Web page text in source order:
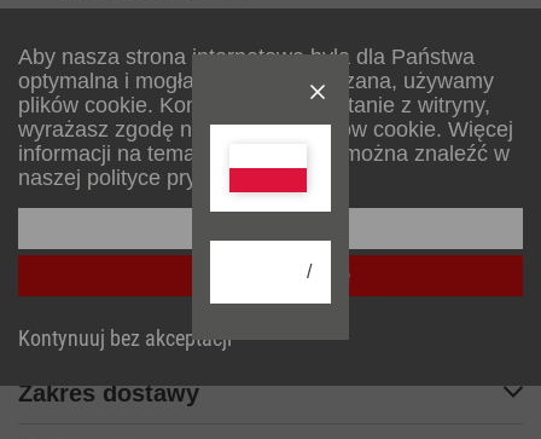
Aby nasza strona internetowa była dla Państwa
optymalna i mogła być stale ulepszana, używamy
plików cookie. Kontynuując korzystanie z witryny,
wyrażasz zgodę na używanie plików cookie. Więcej
informacji na temat plików cookie można znaleźć w
naszej polityce prywatności.
Przyjmij wszystkie
Kontynuuj bez akceptacji
/
łatwo zamontowane dzięki przykręcanemu
złączu
Dane techniczne
Zakres dostawy